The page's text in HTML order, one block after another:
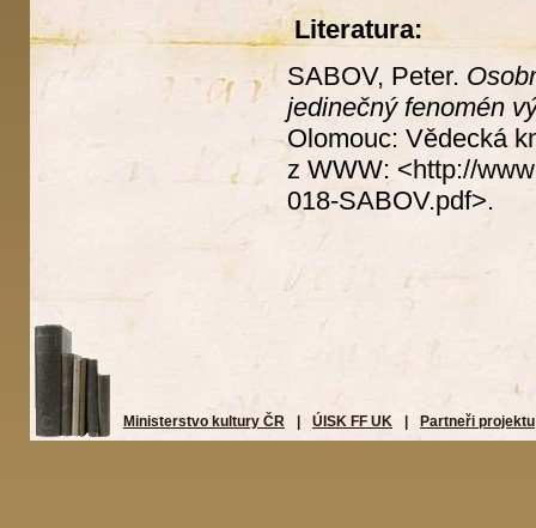
Literatura:
SABOV, Peter.
jedinečný fenomén
Olomouc: Vědecká
z WWW: <http://
018-SABOV.pdf>.
Ministerstvo kultury ČR ÚISK FF UK Partneři projektu